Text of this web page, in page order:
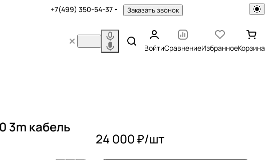
+7(499) 350-54-37 Заказать звонок
ВойтиСравнениеИзбранноеКорзина
3m кабель
24 000 ₽/шт